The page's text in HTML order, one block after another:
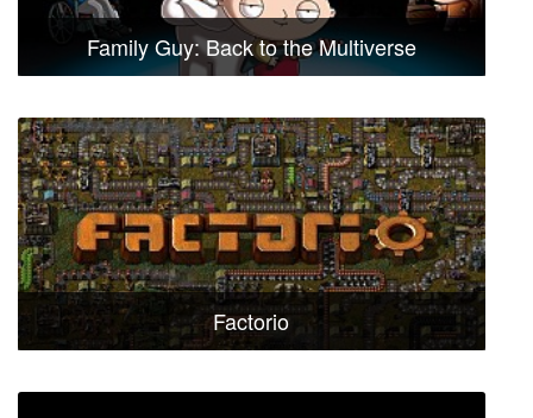
Family Guy: Back to the Multiverse
Factorio